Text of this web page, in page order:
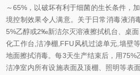
～65%，以破坏有利于细菌的生长条件，
境控制效果令人满意。关于日常消毒液消
5%乙醇或2‰新洁尔灭溶液擦拭机台、桌
化工作台,洁净棚,FFU风机过滤单元,墙壁
地面擦拭消毒。每3天生产结束后，用
洁净室内所有设施表面及顶棚、照明等表